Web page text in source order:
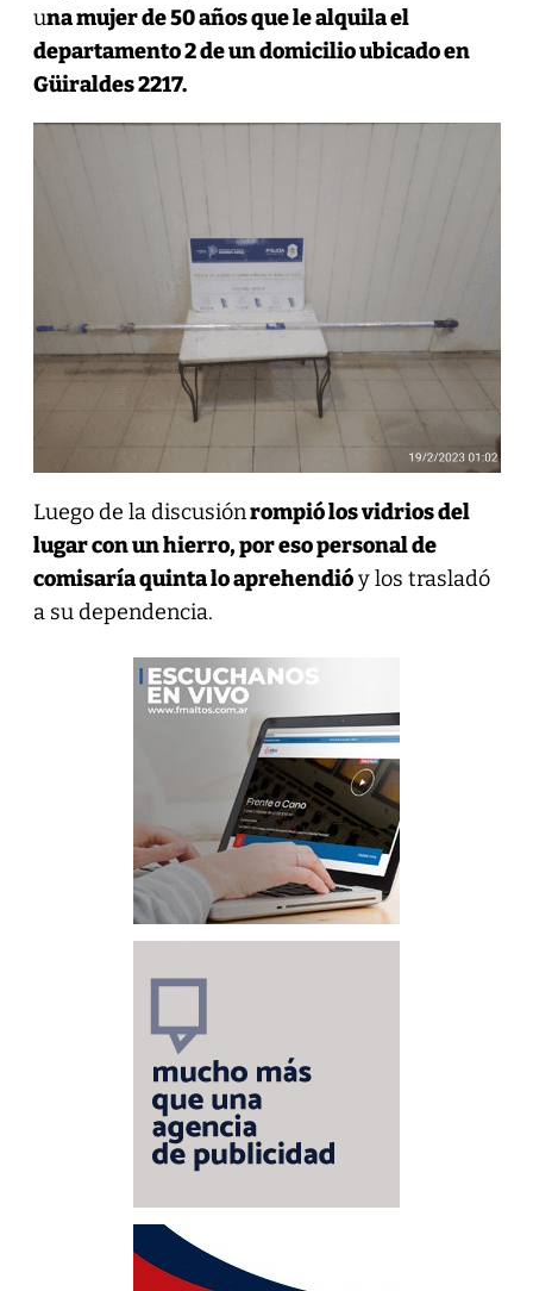
una mujer de 50 años que le alquila el
departamento 2 de un domicilio ubicado en
Güiraldes 2217.
Luego de la discusiónrompió los vidrios del
lugar con un hierro, por eso personal de
comisaría quinta lo aprehendióy los trasladó
a su dependencia.